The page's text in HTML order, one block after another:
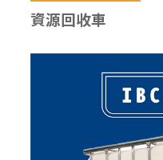
資源回收車